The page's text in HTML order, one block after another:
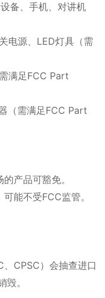
备、手机、对讲机
电源、LED灯具（需
满足FCC Part
（需满足FCC Part
的产品可豁免。
可能不受FCC监管。
CPSC）会抽查进口
毁。